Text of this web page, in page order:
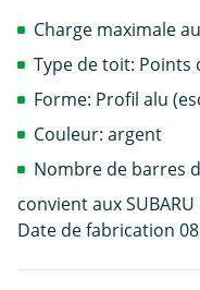
Charge maximale
Type de toit: Points
Forme: Profil alu
Couleur: argent
Nombre de barres
convient aux SUBARU
Date de fabrication